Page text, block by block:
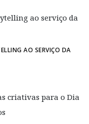
AO SERVIÇO DA